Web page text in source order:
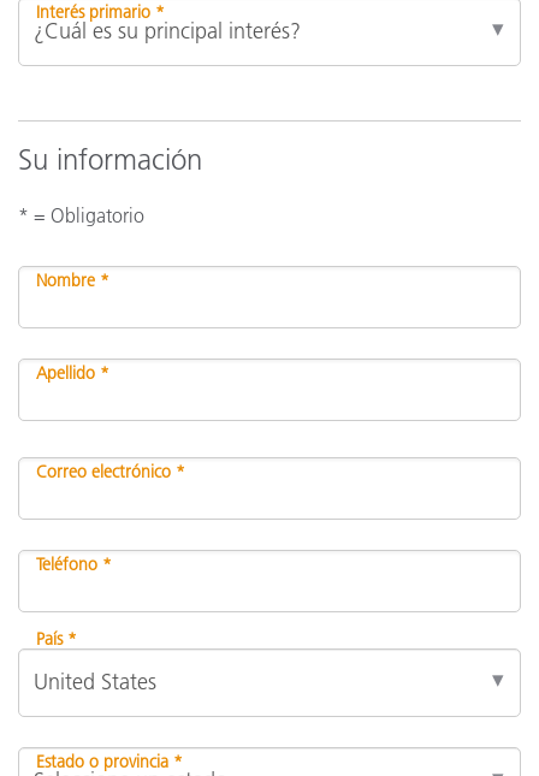
Interés primario *
Su información
* = Obligatorio
Nombre *
Apellido *
Correo electrónico *
Teléfono *
País *
Estado o provincia *